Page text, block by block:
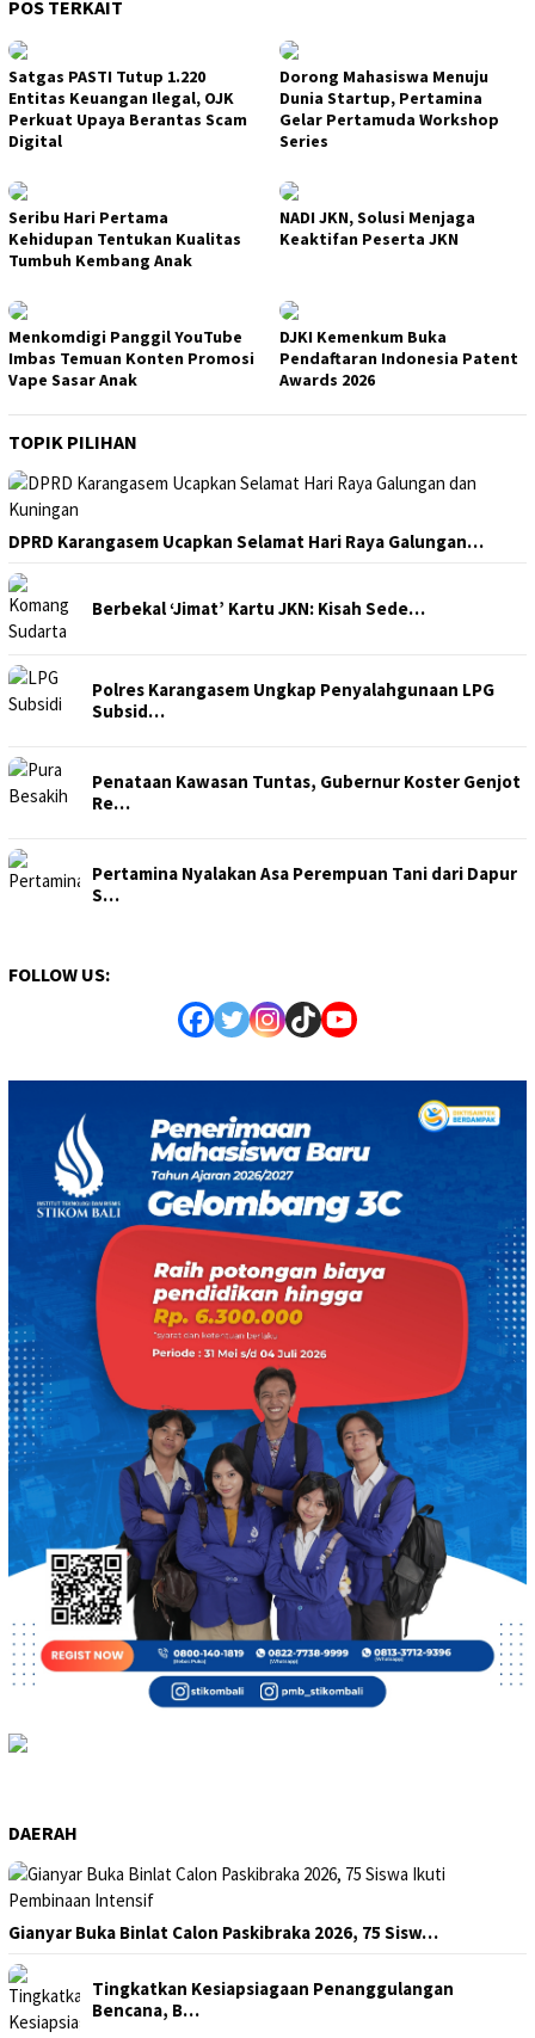
POS TERKAIT
Satgas PASTI Tutup 1.220
Entitas Keuangan Ilegal, OJK
Perkuat Upaya Berantas Scam
Digital
Dorong Mahasiswa Menuju
Dunia Startup, Pertamina
Gelar Pertamuda Workshop
Series
Seribu Hari Pertama
Kehidupan Tentukan Kualitas
Tumbuh Kembang Anak
NADI JKN, Solusi Menjaga
Keaktifan Peserta JKN
Menkomdigi Panggil YouTube
Imbas Temuan Konten Promosi
Vape Sasar Anak
DJKI Kemenkum Buka
Pendaftaran Indonesia Patent
Awards 2026
TOPIK PILIHAN
DPRD Karangasem Ucapkan Selamat Hari Raya Galungan…
Berbekal ‘Jimat’ Kartu JKN: Kisah Sede…
Polres Karangasem Ungkap Penyalahgunaan LPG
Subsid…
Penataan Kawasan Tuntas, Gubernur Koster Genjot
Re…
Pertamina Nyalakan Asa Perempuan Tani dari Dapur
S…
FOLLOW US:
DAERAH
Gianyar Buka Binlat Calon Paskibraka 2026, 75 Sisw…
Tingkatkan Kesiapsiagaan Penanggulangan
Bencana, B…